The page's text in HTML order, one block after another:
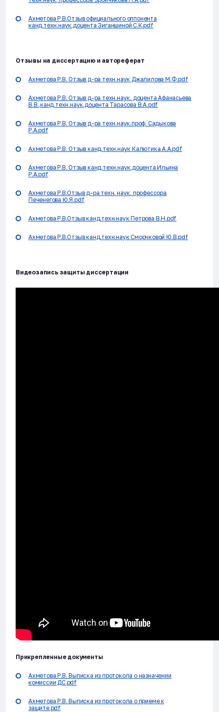
Ахметова Р.В.Отзыв официального оппонента
канд.техн.наук,доцента Зиганшиной С.К.pdf
Отзывы на диссертацию и автореферат
Ахметова Р.В. Отзыв д-ра техн.наук Джалилова М.Ф.pdf
Ахметова Р.В. Отзыв д-ра техн.наук. доцента Афанасьева
В.В.,канд.техн.наук,доцента Тарасова В.А.pdf
Ахметова Р.В. Отзыв д-ра техн.наук.проф. Садыкова
Р.А.pdf
Ахметова Р.В. Отзыв канд.техн.наук Калютика А.А.pdf
Ахметова Р.В. Отзыв канд.техн.наук,доцента Ильина
Р.А.pdf
Ахметова Р.В.Отзыв д-ра техн. наук. профессора
Печенегова Ю.Я.pdf
Ахметова Р.В.Отзыв канд.техн.наук Петрова В.Н.pdf
Ахметова Р.В.Отзыв канд.техн.наук Сморчковой Ю.В.pdf
Видеозапись защиты диссертации
Прикрепленные документы
Ахметова Р.В. Выписка из протокола о назначении
комиссии ДС.pdf
Ахметова Р.В. Выписка из протокола о приеме к
защите.pdf